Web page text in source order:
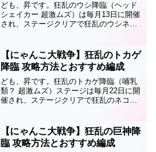
ども、昇です。狂乱のウシ降臨（ヘッド
シェイカー 超激ムズ）は毎月13日に開催
され、ステージクリアで狂乱のウシネコ
したので参考にしてみてください。狂乱
のウシネコの詳細ボス...
【にゃんこ大戦争】狂乱のトカゲ
降臨 攻略方法とおすすめ編成
ども、昇です。狂乱のトカゲ降臨（哺乳
類？ 超激ムズ）ステージは毎月22日に開
催され、ステージクリアで狂乱のネコト
めましたので参考にしてみてください。
狂乱のネコトカゲの詳...
【にゃんこ大戦争】狂乱の巨神降
臨 攻略方法とおすすめ編成